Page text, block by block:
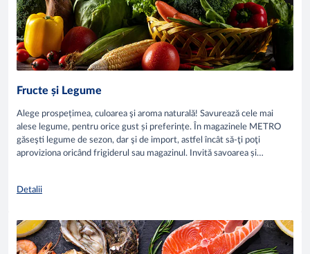
Fructe și Legume
Alege prospețimea, culoarea şi aroma naturală! Savurează cele mai
alese legume, pentru orice gust și preferințe. În magazinele METRO
găseşti legume de sezon, dar şi de import, astfel încât să-ţi poţi
aproviziona oricând frigiderul sau magazinul. Invită savoarea și
Detalii